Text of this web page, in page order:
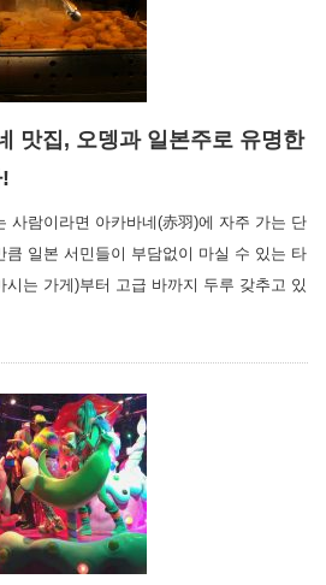
맛집, 오뎅과 일본주로 유명한
사람이라면 아카바네(赤羽)에 자주 가는 단
큼 일본 서민들이 부담없이 마실 수 있는 타
시는 가게)부터 고급 바까지 두루 갖추고 있